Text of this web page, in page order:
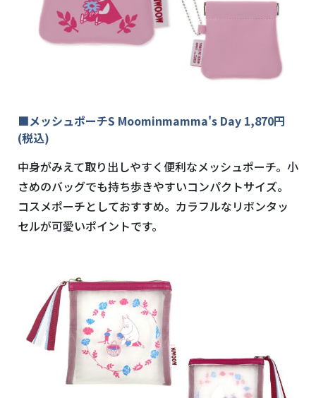
■メッシュポーチS Moominmamma's Day 1,870円
(税込)
中身がみえて取り出しやすく便利なメッシュポーチ。小
さめのバッグでも持ち歩きやすいコンパクトサイズ。
コスメポーチとしておすすめ。カラフルなリボンタッ
セルが可愛いポイントです。